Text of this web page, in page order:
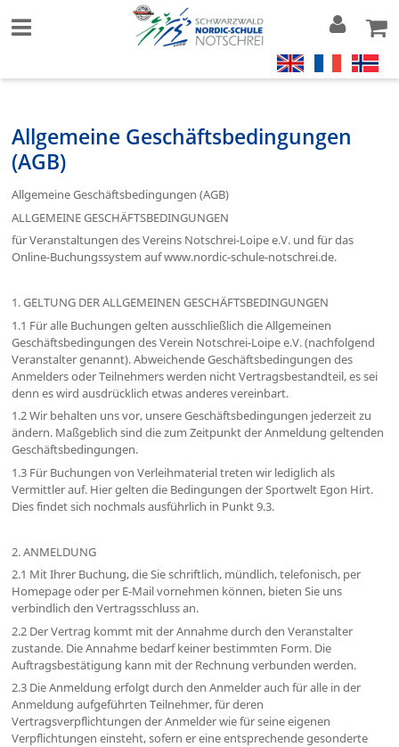
Allgemeine Geschäftsbedingungen
(AGB)
Allgemeine Geschäftsbedingungen (AGB)
ALLGEMEINE GESCHÄFTSBEDINGUNGEN
für Veranstaltungen des Vereins Notschrei-Loipe e.V. und für das
Online-Buchungssystem auf www.nordic-schule-notschrei.de.
1. GELTUNG DER ALLGEMEINEN GESCHÄFTSBEDINGUNGEN
1.1 Für alle Buchungen gelten ausschließlich die Allgemeinen
Geschäftsbedingungen des Verein Notschrei-Loipe e.V. (nachfolgend
Veranstalter genannt). Abweichende Geschäftsbedingungen des
Anmelders oder Teilnehmers werden nicht Vertragsbestandteil, es sei
denn es wird ausdrücklich etwas anderes vereinbart.
1.2 Wir behalten uns vor, unsere Geschäftsbedingungen jederzeit zu
ändern. Maßgeblich sind die zum Zeitpunkt der Anmeldung geltenden
Geschäftsbedingungen.
1.3 Für Buchungen von Verleihmaterial treten wir lediglich als
Vermittler auf. Hier gelten die Bedingungen der Sportwelt Egon Hirt.
Dies findet sich nochmals ausführlich in Punkt 9.3.
2. ANMELDUNG
2.1 Mit Ihrer Buchung, die Sie schriftlich, mündlich, telefonisch, per
Homepage oder per E-Mail vornehmen können, bieten Sie uns
verbindlich den Vertragsschluss an.
2.2 Der Vertrag kommt mit der Annahme durch den Veranstalter
zustande. Die Annahme bedarf keiner bestimmten Form. Die
Auftragsbestätigung kann mit der Rechnung verbunden werden.
2.3 Die Anmeldung erfolgt durch den Anmelder auch für alle in der
Anmeldung aufgeführten Teilnehmer, für deren
Vertragsverpflichtungen der Anmelder wie für seine eigenen
Verpflichtungen einsteht, sofern er eine entsprechende gesonderte